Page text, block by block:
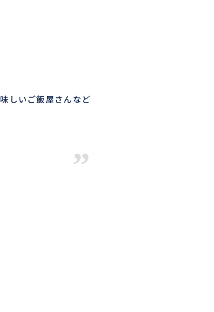
しいご飯屋さんなど
”